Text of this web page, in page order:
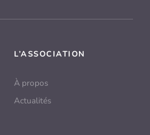
L’ASSOCIATION
À propos
Actualités